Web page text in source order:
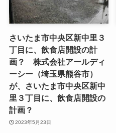
さいたま市中央区新中里３
丁目に、飲食店開設の計
画？ 株式会社アールディ
ーシー（埼玉県熊谷市）
が、さいたま市中央区新中
里３丁目に、飲食店開設の
計画？
2023年5月23日